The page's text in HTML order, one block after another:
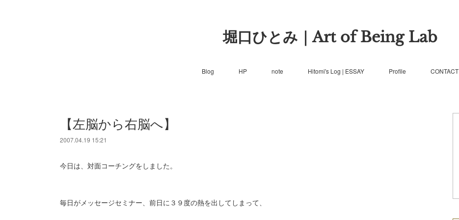
堀口ひとみ｜Art of Being Lab
Blog HP note Hitomi's Log | ESSAY Profile CONTACT
【左脳から右脳へ】
2007.04.19 15:21
今日は、対面コーチングをしました。
毎日がメッセージセミナー、前日に３９度の熱を出してしまって、